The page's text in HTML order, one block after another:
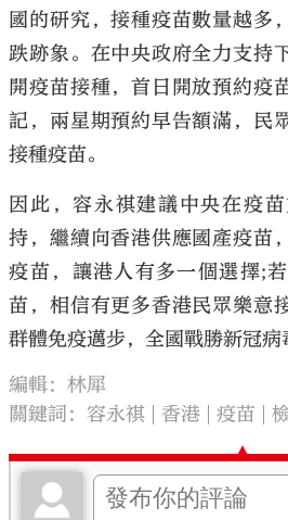
國的研究，接種疫苗數量越多
跌跡象。在中央政府全力支持
開疫苗接種，首日開放預約疫
記，兩星期預約早告額滿，民
接種疫苗。
因此，容永祺建議中央在疫
持，繼續向香港供應國產疫苗
疫苗，讓港人有多一個選擇;
苗，相信有更多香港民眾樂意
群體免疫邁步，全國戰勝新冠病
編輯：林犀
關鍵詞：容永祺 香港 疫苗